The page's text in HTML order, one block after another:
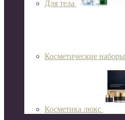
Для тела
Косметические наборы
Косметика люкс